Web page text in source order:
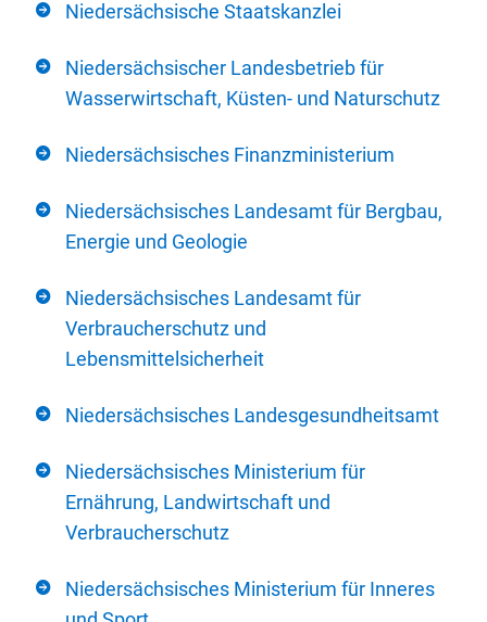
Niedersächsische Staatskanzlei
Niedersächsischer Landesbetrieb für
Wasserwirtschaft, Küsten- und Naturschutz
Niedersächsisches Finanzministerium
Niedersächsisches Landesamt für Bergbau,
Energie und Geologie
Niedersächsisches Landesamt für
Verbraucherschutz und
Lebensmittelsicherheit
Niedersächsisches Landesgesundheitsamt
Niedersächsisches Ministerium für
Ernährung, Landwirtschaft und
Verbraucherschutz
Niedersächsisches Ministerium für Inneres